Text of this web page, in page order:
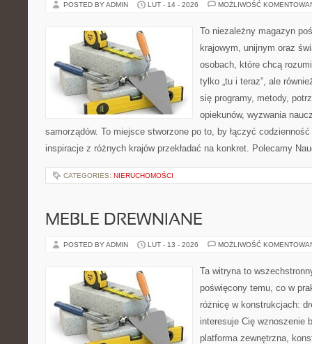
POSTED BY ADMIN LUT - 14 - 2026 MOŻLIWOŚĆ
To niezależny magazyn
krajowym, unijnym oraz
osobach, które chcą
tylko „tu i teraz”, ale
się programy, metody,
opiekunów, wyzwania
samorządów. To miejsce stworzone po to, by łączyć
inspiracje z różnych krajów przekładać na konkret. Polecamy
CATEGORIES: NIERUCHOMOŚCI
MEBLE DREWNIANE
POSTED BY ADMIN LUT - 13 - 2026 MOŻLIWOŚĆ
Ta witryna to
poświęcony temu, co w
różnicę w konstrukcjach:
interesuje Cię wznoszenie
platforma zewnętrzna,